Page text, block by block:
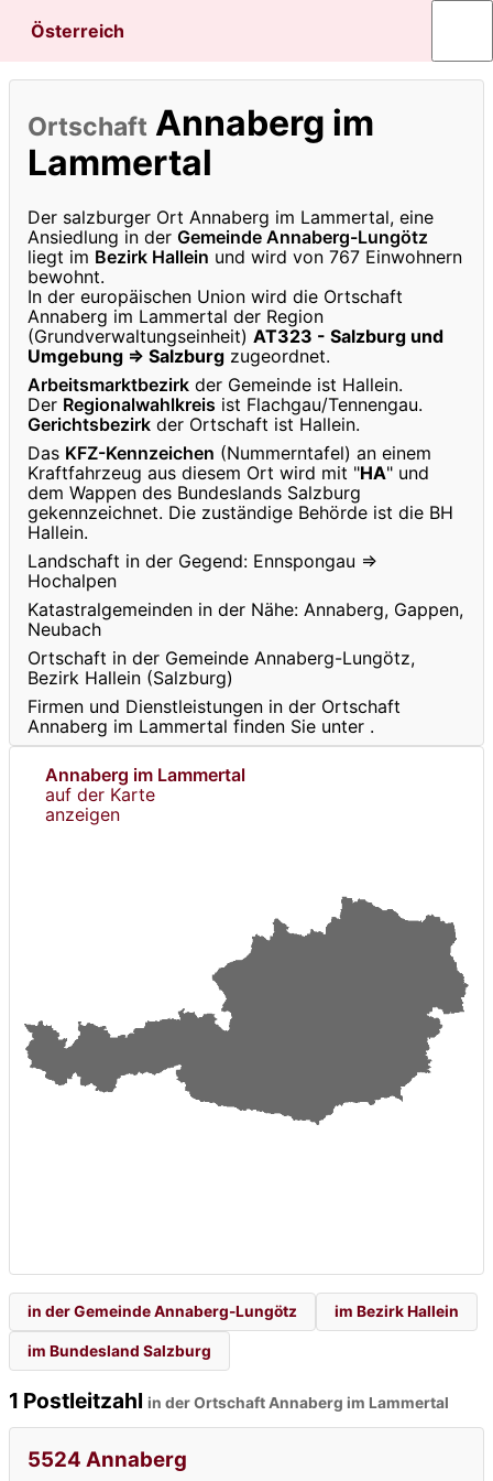
Österreich
Ortschaft Annaberg im
Lammertal
Der salzburger Ort Annaberg im Lammertal, eine
Ansiedlung in der Gemeinde Annaberg-Lungötz
liegt im Bezirk Hallein und wird von 767 Einwohnern
bewohnt.
In der europäischen Union wird die Ortschaft
Annaberg im Lammertal der Region
(Grundverwaltungseinheit) AT323 - Salzburg und
Umgebung ⇒ Salzburg zugeordnet.
Arbeitsmarktbezirk der Gemeinde ist Hallein.
Der Regionalwahlkreis ist Flachgau/Tennengau.
Gerichtsbezirk der Ortschaft ist Hallein.
Das KFZ-Kennzeichen (Nummerntafel) an einem
Kraftfahrzeug aus diesem Ort wird mit "HA" und
dem Wappen des Bundeslands Salzburg
gekennzeichnet. Die zuständige Behörde ist die BH
Hallein.
Landschaft in der Gegend: Ennspongau ⇒
Hochalpen
Katastralgemeinden in der Nähe: Annaberg, Gappen,
Neubach
Ortschaft in der Gemeinde Annaberg-Lungötz,
Bezirk Hallein (Salzburg)
Firmen und Dienstleistungen in der Ortschaft
Annaberg im Lammertal finden Sie unter .
Annaberg im Lammertal
auf der Karte
anzeigen
in der Gemeinde Annaberg-Lungötz im Bezirk Hallein
im Bundesland Salzburg
1 Postleitzahl in der Ortschaft Annaberg im Lammertal
5524 Annaberg